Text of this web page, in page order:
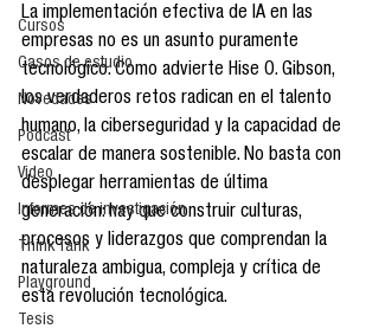
Cursos
Casos de estudio
Novedades
Podcast
Video
Informes de investigación
Think Tank
Playground
Tesis
La implementación efectiva de IA en las
empresas no es un asunto puramente
tecnológico. Como advierte Hise O. Gibson,
los verdaderos retos radican en el talento
humano, la ciberseguridad y la capacidad de
escalar de manera sostenible. No basta con
desplegar herramientas de última
generación: hay que construir culturas,
procesos y liderazgos que comprendan la
naturaleza ambigua, compleja y crítica de
esta revolución tecnológica.